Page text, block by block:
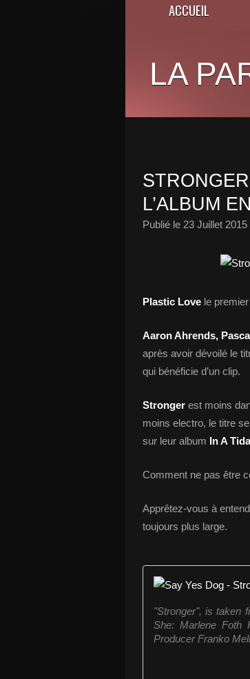
ACCUEIL
LA
L’ALBUM
Publié le 23 Juillet 2015
Plastic Love le
Aaron Ahrends,
après avoir dévoilé le
qui bénéficie d’un clip.
Stronger est moins
moins electro, le titre
sur leur album In A
Comment ne pas être
Apprêtez-vous à
toujours plus large.
"Stronger", is taken
She: Marlene Foth
Producer Franko